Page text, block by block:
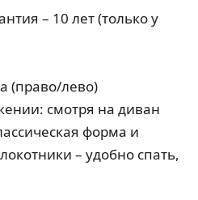
– 10 лет (только у
(право/лево)
смотря на диван
форма и
– удобно спать,